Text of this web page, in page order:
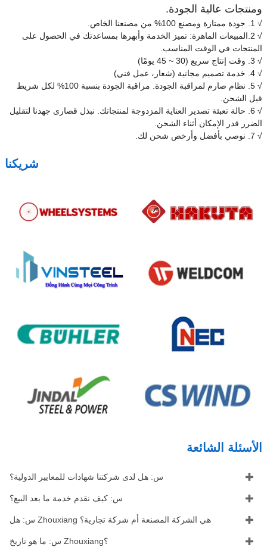
ومنتجات عالية الجودة.
√ 1. جودة ممتازة ومصنع 100% من مصنعنا الخاص.
√ 2.المبيعات الماهرة: تميز الخدمة وأبهرها بمساعدتك في الحصول على
المنتجات في الوقت المناسب.
√ 3. وقت إنتاج سريع (30 ~ 45 يومًا)
√ 4. خدمة تصميم مجانية (شعار، عمل فني)
√ 5. نظام صارم لمراقبة الجودة. مراقبة الجودة بنسبة 100% لكل شريط
قبل الشحن.
√ 6. حالة تعبئة تصدير العناية المزدوجة لمنتجاتك. نبذل قصارى جهدنا لتقليل
الضرر قدر الإمكان أثناء الشحن.
√ 7. نوصي بأفضل وأرخص شحن لك.
شريكنا
الأسئلة الشائعة
س: هل لدى شركتنا شهادات للمعايير الدولية؟ 
س: كيف نقدم خدمة ما بعد البيع؟ 
س: هل Zhouxiang هي الشركة المصنعة أم شركة تجارية؟ 
س: ما هو تاريخ Zhouxiang؟ 